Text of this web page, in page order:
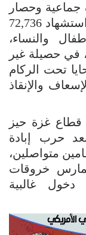
جرائم إبادة جماعية وحصار
وتجويع في قطاع غزة أسفرت عن استشهاد 72,736
والنساء،
اليوم، في حصيلة غير
تحت الركام
والإنقاذ
غزة حيز
بعد حرب إبادة
متواصلين،
خروقات
دخول غالبية